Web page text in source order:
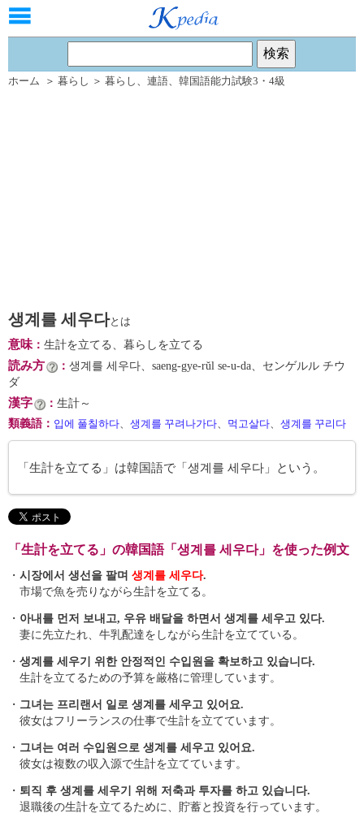
ホーム ＞ 暮らし ＞ 暮らし 、 連語、 韓国語能力試験3・4級
생계를 세우다とは
意味： 生計を立てる、暮らしを立てる
読み方 ： 생계를 세우다、saeng-gye-rŭl se-u-da、センゲルル チウ
ダ
漢字 ： 生計～
類義語 ： 입에 풀칠하다、 생계를 꾸려나가다、 먹고살다、 생계를 꾸리다
「生計を立てる」は韓国語で「생계를 세우다」という。
「生計を立てる」の韓国語「생계를 세우다」を使った例文
・ 시장에서 생선을 팔며 생계를 세우다.
市場で魚を売りながら生計を立てる。
・ 아내를 먼저 보내고, 우유 배달을 하면서 생계를 세우고 있다.
妻に先立たれ、牛乳配達をしながら生計を立てている。
・ 생계를 세우기 위한 안정적인 수입원을 확보하고 있습니다.
生計を立てるための予算を厳格に管理しています。
・ 그녀는 프리랜서 일로 생계를 세우고 있어요.
彼女はフリーランスの仕事で生計を立てています。
・ 그녀는 여러 수입원으로 생계를 세우고 있어요.
彼女は複数の収入源で生計を立てています。
・ 퇴직 후 생계를 세우기 위해 저축과 투자를 하고 있습니다.
退職後の生計を立てるために、貯蓄と投資を行っています。